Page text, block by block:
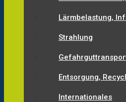
Lärmbelastung,
Strahlung
Entsorgung,
Internationales